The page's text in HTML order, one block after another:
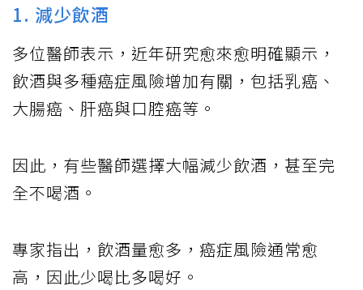
1. 減少飲酒
多位醫師表示，近年研究愈來愈明確顯示，
飲酒與多種癌症風險增加有關，包括乳癌、
大腸癌、肝癌與口腔癌等。
因此，有些醫師選擇大幅減少飲酒，甚至完
全不喝酒。
專家指出，飲酒量愈多，癌症風險通常愈
高，因此少喝比多喝好。